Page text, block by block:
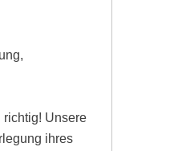
Unsere
ihres